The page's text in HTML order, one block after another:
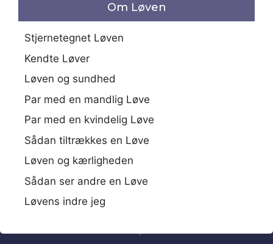
Om Løven
Stjernetegnet Løven
Kendte Løver
Løven og sundhed
Par med en mandlig Løve
Par med en kvindelig Løve
Sådan tiltrækkes en Løve
Løven og kærligheden
Sådan ser andre en Løve
Løvens indre jeg